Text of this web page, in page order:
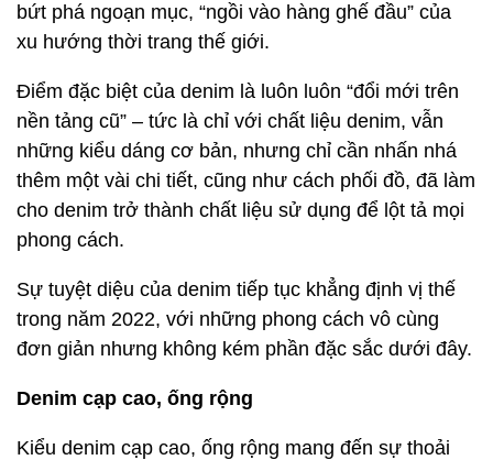
bứt phá ngoạn mục, “ngồi vào hàng ghế đầu” của
xu hướng thời trang thế giới.
Điểm đặc biệt của denim là luôn luôn “đổi mới trên
nền tảng cũ” – tức là chỉ với chất liệu denim, vẫn
những kiểu dáng cơ bản, nhưng chỉ cần nhấn nhá
thêm một vài chi tiết, cũng như cách phối đồ, đã làm
cho denim trở thành chất liệu sử dụng để lột tả mọi
phong cách.
Sự tuyệt diệu của denim tiếp tục khẳng định vị thế
trong năm 2022, với những phong cách vô cùng
đơn giản nhưng không kém phần đặc sắc dưới đây.
Denim cạp cao, ống rộng
Kiểu denim cạp cao, ống rộng mang đến sự thoải